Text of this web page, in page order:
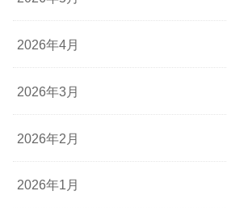
2026年4月
2026年3月
2026年2月
2026年1月